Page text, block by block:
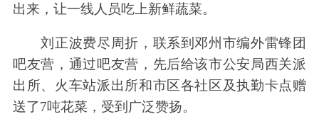
出来，让一线人员吃上新鲜蔬菜。
刘正波费尽周折，联系到邓州市编外雷锋团
吧友营，通过吧友营，先后给该市公安局西关派
出所、火车站派出所和市区各社区及执勤卡点赠
送了7吨花菜，受到广泛赞扬。